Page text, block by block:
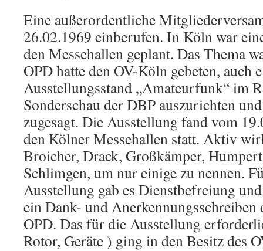
Eine außerordentliche
26.02.1969 einberufen. In Köln war
den Messehallen geplant. Das Thema
OPD hatte den OV-Köln gebeten, auch
Ausstellungsstand „Amateurfunk“ im
Sonderschau der DBP auszurichten
zugesagt. Die Ausstellung fand vom
den Kölner Messehallen statt. Aktiv
Broicher, Drack, Großkämper,
Schlimgen, um nur einige zu nennen.
Ausstellung gab es Dienstbefreiung
ein Dank- und Anerkennungsschreiben
OPD. Das für die Ausstellung
Rotor, Geräte ) ging in den Besitz des